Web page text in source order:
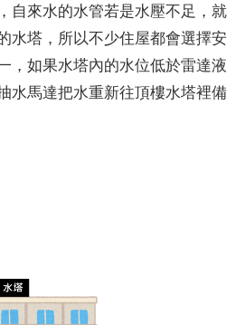
自來水的水管若是水壓不足，就
水塔，所以不少住屋都會選擇安
，如果水塔內的水位低於雷達液
水馬達把水重新往頂樓水塔裡備